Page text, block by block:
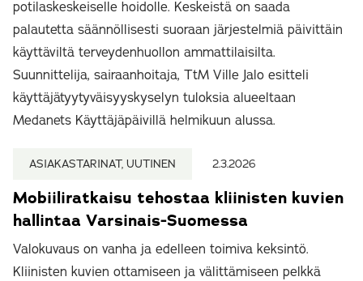
potilaskeskeiselle hoidolle. Keskeistä on saada
palautetta säännöllisesti suoraan järjestelmiä päivittäin
käyttäviltä terveydenhuollon ammattilaisilta.
Suunnittelija, sairaanhoitaja, TtM Ville Jalo esitteli
käyttäjätyytyväisyyskyselyn tuloksia alueeltaan
Medanets Käyttäjäpäivillä helmikuun alussa.
ASIAKASTARINAT, UUTINEN 2.3.2026
Mobiiliratkaisu tehostaa kliinisten kuvien
hallintaa Varsinais-Suomessa
Valokuvaus on vanha ja edelleen toimiva keksintö.
Kliinisten kuvien ottamiseen ja välittämiseen pelkkä